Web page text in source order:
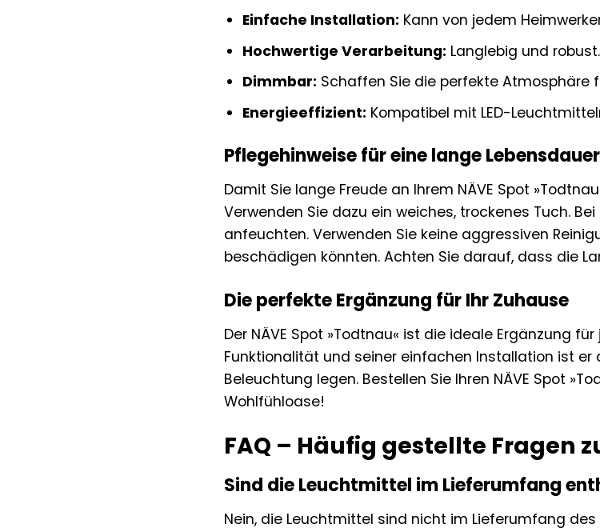
Einfache Installation: Kann von jedem
Hochwertige Verarbeitung: Langlebig und robust.
Dimmbar: Schaffen Sie die perfekte Atmosphäre
Energieeffizient: Kompatibel mit LED-
Pflegehinweise für eine lange Lebensdauer
Damit Sie lange Freude an Ihrem NÄVE Spot
Verwenden Sie dazu ein weiches, trockenes Tuch.
anfeuchten. Verwenden Sie keine aggressiven
beschädigen könnten. Achten Sie darauf, dass die
Die perfekte Ergänzung für Ihr Zuhause
Der NÄVE Spot »Todtnau« ist die ideale Ergänzung
Funktionalität und seiner einfachen Installation ist
Beleuchtung legen. Bestellen Sie Ihren NÄVE Spot
Wohlfühloase!
FAQ – Häufig gestellte Fragen
Sind die Leuchtmittel im Lieferumfang
Nein, die Leuchtmittel sind nicht im Lieferumfang des